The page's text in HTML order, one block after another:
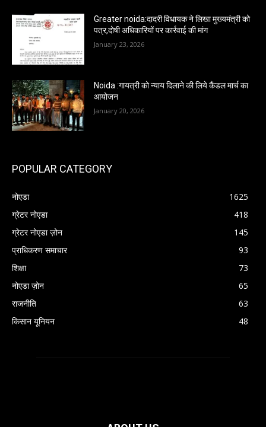
Greater noida:दादरी विधायक ने लिखा मुख्यमंत्री को
पत्र,दोषी अधिकारियों पर कार्रवाई की मांग
January 23, 2026
Noida :गायत्री को न्याय दिलाने की लिये कैंडल मार्च का
आयोजन
January 20, 2026
POPULAR CATEGORY
नोएडा
1625
ग्रेटर नोएडा
418
ग्रेटर नोएडा ज़ोन
145
प्राधिकरण समाचार
93
शिक्षा
73
नोएडा ज़ोन
65
राजनीति
63
किसान यूनियन
48